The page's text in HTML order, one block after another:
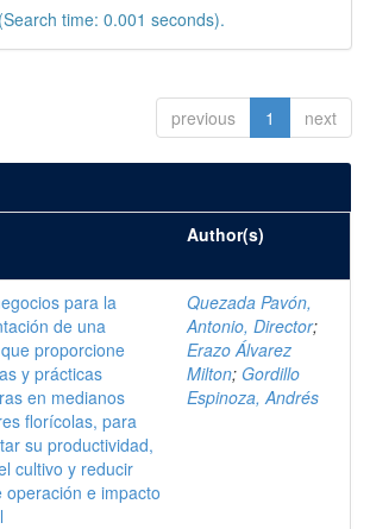
time: 0.001 seconds).
previous 1 next
Author(s)
para la
de una
proporcione
y prácticas
en medianos
florícolas, para
su productividad,
cultivo y reducir
operación e impacto
Quezada Pavón,
Antonio, Director;
Erazo Álvarez
Milton; Gordillo
Espinoza, Andrés